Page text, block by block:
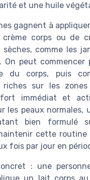
et une huile
gagnent à
crème corps ou de
comme les
On peut
du corps, puis
sur les
immédiat et
les peaux normales,
bien formulé
cette routine
fois par jour en
: une